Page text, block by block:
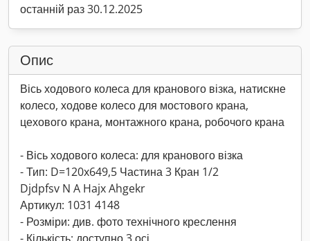
останній раз 30.12.2025
Опис
Вісь ходового колеса для кранового візка, натискне
колесо, ходове колесо для мостового крана,
цехового крана, монтажного крана, робочого крана
- Вісь ходового колеса: для кранового візка
- Тип: D=120x649,5 Частина 3 Кран 1/2
Djdpfsv N A Hajx Ahgekr
Артикул: 1031 4148
- Розміри: див. фото технічного креслення